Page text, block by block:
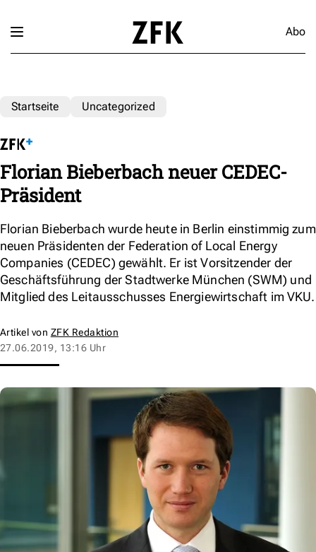
Abo
Startseite Uncategorized
Florian Bieberbach neuer CEDEC-
Präsident
Florian Bieberbach wurde heute in Berlin einstimmig zum
neuen Präsidenten der Federation of Local Energy
Companies (CEDEC) gewählt. Er ist Vorsitzender der
Geschäftsführung der Stadtwerke München (SWM) und
Mitglied des Leitausschusses Energiewirtschaft im VKU.
Artikel von ZFK Redaktion
27.06.2019, 13:16 Uhr